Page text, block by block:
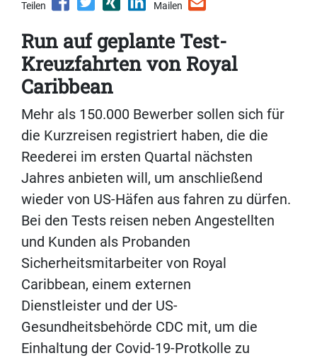
Teilen Mailen
Run auf geplante Test-
Kreuzfahrten von Royal
Caribbean
Mehr als 150.000 Bewerber sollen sich für
die Kurzreisen registriert haben, die die
Reederei im ersten Quartal nächsten
Jahres anbieten will, um anschließend
wieder von US-Häfen aus fahren zu dürfen.
Bei den Tests reisen neben Angestellten
und Kunden als Probanden
Sicherheitsmitarbeiter von Royal
Caribbean, einem externen
Dienstleister und der US-
Gesundheitsbehörde CDC mit, um die
Einhaltung der Covid-19-Protkolle zu